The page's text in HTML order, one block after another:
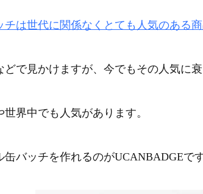
チは世代に関係なくとても人気のある
で見かけますが、今でもその人気に衰
界中でも人気があります。
バッチを作れるのがUCANBADGEです